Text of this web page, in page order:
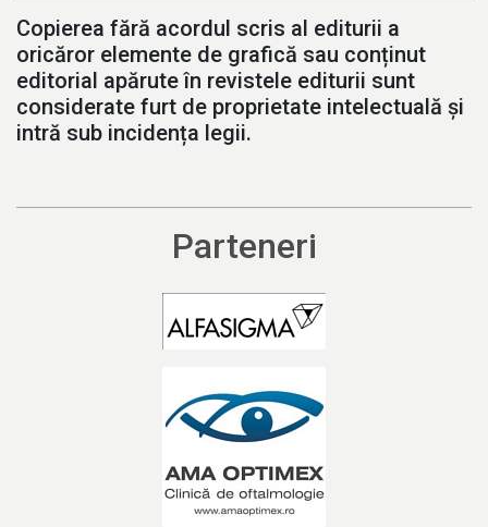
Copierea fără acordul scris al editurii a
oricăror elemente de grafică sau conținut
editorial apărute în revistele editurii sunt
considerate furt de proprietate intelectuală și
intră sub incidența legii.
Parteneri